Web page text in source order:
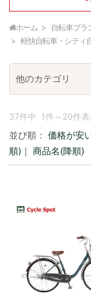
ホーム 自転車ブラ
軽快自転車・シティ
37件中 1件～20件表
並び順： 価格が安
順) ｜ 商品名(降順)
他のカテゴリ